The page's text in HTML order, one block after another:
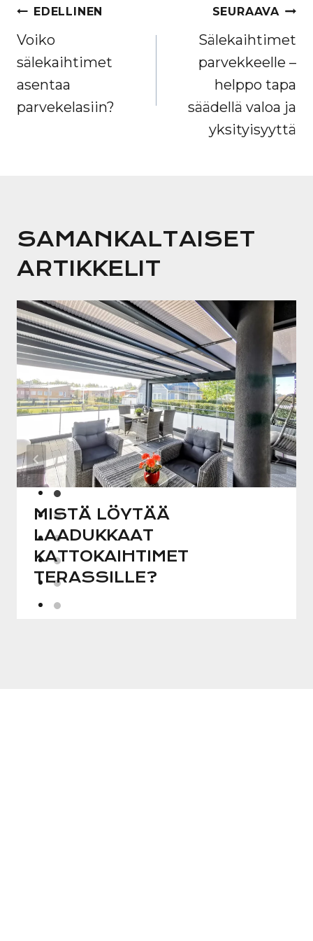
ARTIKKELIEN
SELAUS
EDELLINEN
Voiko
sälekaihtimet
asentaa
parvekelasiin?
SEURAAVA
Sälekaihtimet
parvekkeelle –
helppo tapa
säädellä valoa ja
yksityisyyttä
SAMANKALTAISET
ARTIKKELIT
MISTÄ LÖYTÄÄ
LAADUKKAAT
KATTOKAIHTIMET
TERASSILLE?